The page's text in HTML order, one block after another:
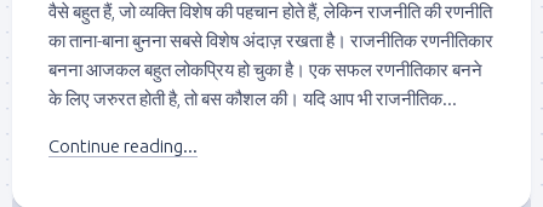
वैसे बहुत हैं, जो व्यक्ति विशेष की पहचान होते हैं, लेकिन राजनीति की रणनीति
का ताना-बाना बुनना सबसे विशेष अंदाज़ रखता है। राजनीतिक रणनीतिकार
बनना आजकल बहुत लोकप्रिय हो चुका है। एक सफल रणनीतिकार बनने
के लिए जरुरत होती है, तो बस कौशल की। यदि आप भी राजनीतिक...
Continue reading...